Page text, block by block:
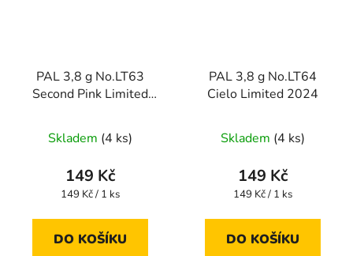
PAL 3,8 g No.LT63
Second Pink Limited
Skladem (4 ks)
149 Kč
Měrná
149 Kč / 1 ks
DO KOŠÍKU
PAL 3,8 g No.LT64
Cielo Limited 2024
Skladem (4 ks)
149 Kč
Měrná
149 Kč / 1 ks
DO KOŠÍKU